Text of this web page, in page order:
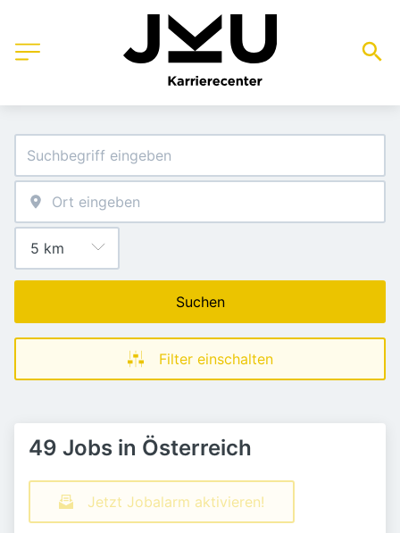
Suchen
Filter einschalten
49 Jobs in Österreich
Jetzt Jobalarm aktivieren!